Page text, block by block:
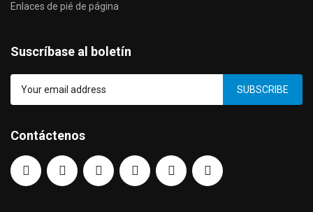
Enlaces de pié de página
Suscríbase al boletín
SUBSCRIBE
Contáctenos